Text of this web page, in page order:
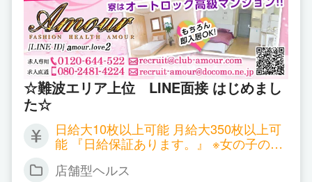
☆難波エリア上位 LINE面接 はじめまし
た☆
日給大10枚以上可能 月給大350枚以上可
能 『日給保証あります。』 ※女の子の頑
名ボーナスも高額付きます！！ その他い
店舗型ヘルス